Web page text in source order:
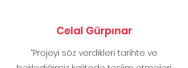
Celal Gürpınar
“Projeyi söz verdikleri tarihte ve